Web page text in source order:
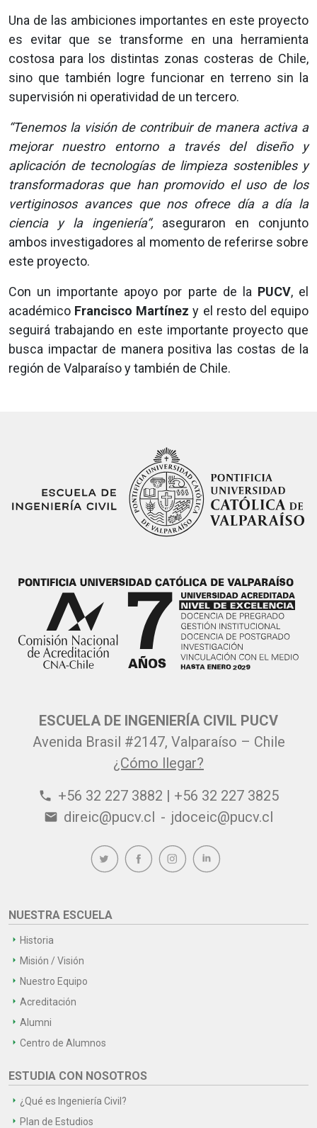
Una de las ambiciones importantes en este proyecto
es evitar que se transforme en una herramienta
costosa para los distintas zonas costeras de Chile,
sino que también logre funcionar en terreno sin la
supervisión ni operatividad de un tercero.
“Tenemos la visión de contribuir de manera activa a
mejorar nuestro entorno a través del diseño y
aplicación de tecnologías de limpieza sostenibles y
transformadoras que han promovido el uso de los
vertiginosos avances que nos ofrece día a día la
ciencia y la ingeniería“, aseguraron en conjunto
ambos investigadores al momento de referirse sobre
este proyecto.
Con un importante apoyo por parte de la PUCV, el
académico Francisco Martínez y el resto del equipo
seguirá trabajando en este importante proyecto que
busca impactar de manera positiva las costas de la
región de Valparaíso y también de Chile.
ESCUELA DE INGENIERÍA CIVIL PUCV
Avenida Brasil #2147, Valparaíso – Chile
¿Cómo llegar?
phone +56 32 227 3882 | +56 32 227 3825
email direic@pucv.cl - jdoceic@pucv.cl
NUESTRA ESCUELA
Historia
Misión / Visión
Nuestro Equipo
Acreditación
Alumni
Centro de Alumnos
ESTUDIA CON NOSOTROS
¿Qué es Ingeniería Civil?
Plan de Estudios